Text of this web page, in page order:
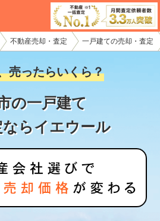
不動産売却・査定 一戸建ての売却・査定
売ったらいくら？
の一戸建て
ならイエウール
動産会社様